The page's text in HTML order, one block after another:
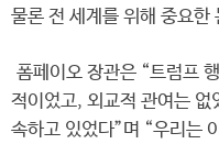
물론 전 세계를 위해 중요한
폼페이오 장관은 “트럼프
적이었고, 외교적 관여는 없
속하고 있었다”며 “우리는